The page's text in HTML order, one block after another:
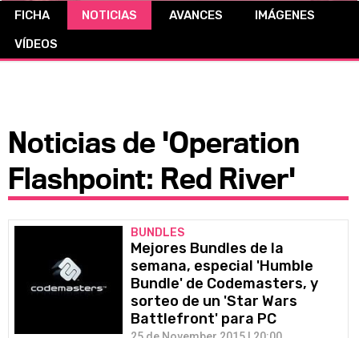
CÓMICS
FICHA NOTICIAS AVANCES
IMÁGENES
VÍDEOS
Noticias de 'Operation
Flashpoint: Red River'
BUNDLES
Mejores Bundles de la
semana, especial 'Humble
Bundle' de Codemasters, y
sorteo de un 'Star Wars
Battlefront' para PC